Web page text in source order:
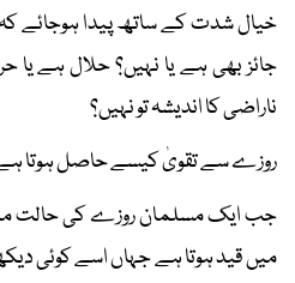
خیال شدت کے ساتھ پیدا ہوجائے کہ
جائز بھی ہے یا نہیں؟ حلال ہے یا
ناراضی کا اندیشہ تو نہیں؟
روزے سے تقویٰ کیسے حاصل ہوتا
جب ایک مسلمان روزے کی حالت
میں قید ہوتا ہے جہاں اسے کوئی